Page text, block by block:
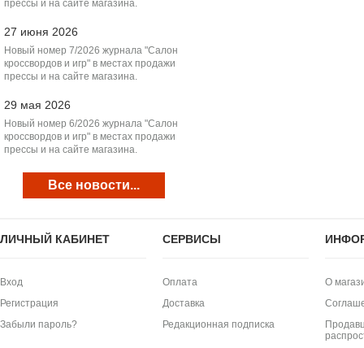
прессы и на сайте магазина.
27 июня 2026
Новый номер 7/2026 журнала "Салон
кроссвордов и игр" в местах продажи
прессы и на сайте магазина.
29 мая 2026
Новый номер 6/2026 журнала "Салон
кроссвордов и игр" в местах продажи
прессы и на сайте магазина.
Все новости...
ЛИЧНЫЙ КАБИНЕТ
Вход
Регистрация
Забыли пароль?
СЕРВИСЫ
Оплата
Доставка
Редакционная подписка
О